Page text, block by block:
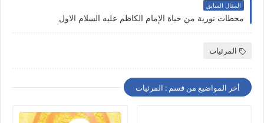
المقال السابق
محطات نورية من حياة الإمام الكاظم عليه السلام الاول
المرئيات
أخر المواضيع من قسم : المرئيات